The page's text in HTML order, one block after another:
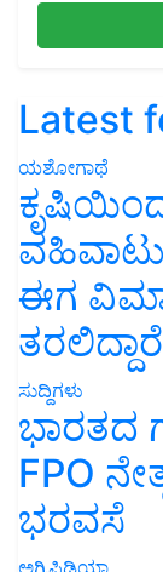
Latest
ಯಶೋಗಾಥೆ
ಈಗ
ಸುದ್ದಿಗಳು
ಭಾರತದ
FPO
ಭರವಸೆ
ಅಗ್ರಿಪಿಡಿಯಾ